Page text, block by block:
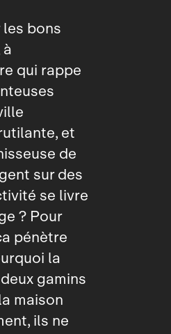
bons
qui rappe
et
de
sur des
se livre
? Pour
pénètre
la
gamins
maison
ils ne